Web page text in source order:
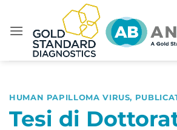
content
HUMAN PAPILLOMA VIRUS,
Tesi di